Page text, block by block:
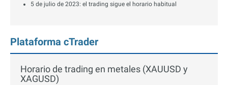
5 de julio de 2023: el trading sigue el horario habitual
Plataforma cTrader
Horario de trading en metales (XAUUSD y
XAGUSD)